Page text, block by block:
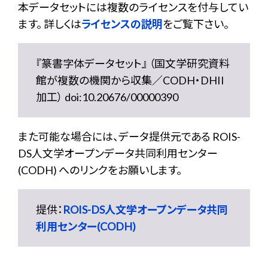
本データセットには複数のライセンスを付与してい
ます。 詳しくはライセンスの説明をご覧下さい。
『篆書字体データセット』 （国文学研究資料
館が複数の機関から収集／CODH・DHII
加工） doi:10.20676/00000390
また可能な場合には、データ提供元である ROIS-
DS人文学オープンデータ共同利用センター
(CODH) へのリンクをお願いします。
提供： ROIS-DS人文学オープンデータ共同
利用センター(CODH)